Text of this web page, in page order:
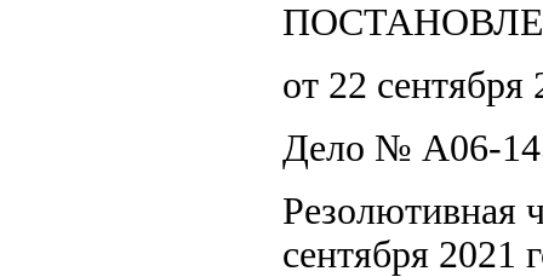
от 22
Дело № А06-
Резолютивная
сентября 2021